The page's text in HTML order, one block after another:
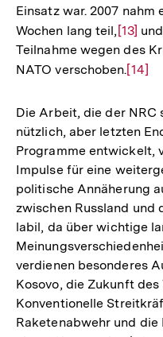
Einsatz war. 2007
Wochen lang teil, Zur
der
[13]
Teilnahme wegen des
NATO verschoben.Zur
der
[14]
Die Arbeit, die der NRC
nützlich, aber letzten
Programme entwickelt,
Impulse für eine
politische Annäherung
zwischen Russland und
labil, da über wichtige
verdienen besonderes
Kosovo, die Zukunft
Konventionelle
Raketenabwehr und die